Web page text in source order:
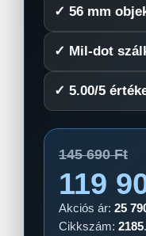
✓ 56 mm
✓ Mil-dot
✓ 5.00/5
145 690 Ft
119
Akciós ár: 25
Cikkszám: 2185